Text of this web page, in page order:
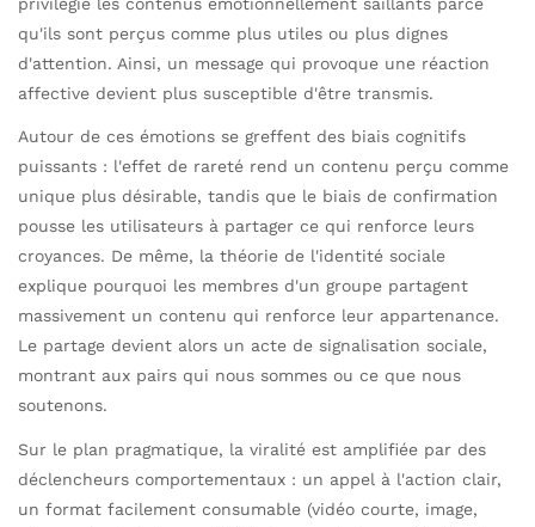
qu'ils sont perçus comme plus utiles ou plus dignes
d'attention. Ainsi, un message qui provoque une réaction
affective devient plus susceptible d'être transmis.
Autour de ces émotions se greffent des biais cognitifs
puissants : l'effet de rareté rend un contenu perçu comme
unique plus désirable, tandis que le biais de confirmation
pousse les utilisateurs à partager ce qui renforce leurs
croyances. De même, la théorie de l'identité sociale
explique pourquoi les membres d'un groupe partagent
massivement un contenu qui renforce leur appartenance.
Le partage devient alors un acte de signalisation sociale,
montrant aux pairs qui nous sommes ou ce que nous
soutenons.
Sur le plan pragmatique, la viralité est amplifiée par des
déclencheurs comportementaux : un appel à l'action clair,
un format facilement consumable (vidéo courte, image,